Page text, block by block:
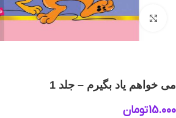
بزرگنمایی تصویر
می خواهم یاد بگیرم – جلد 1
15.000تومان